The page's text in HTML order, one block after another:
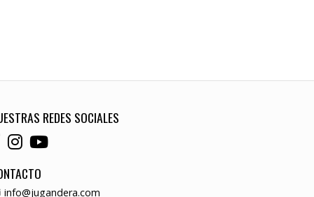
REDES SOCIALES
info@jugandera.com